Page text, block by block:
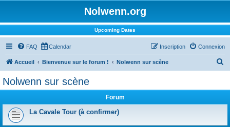
Nolwenn.org
Upcoming Dates
FAQ Calendar Connexion
Inscription
Accueil Bienvenue sur le forum ! Nolwenn sur scène
Nolwenn sur scène
Forum
La Cavale Tour (à confirmer)